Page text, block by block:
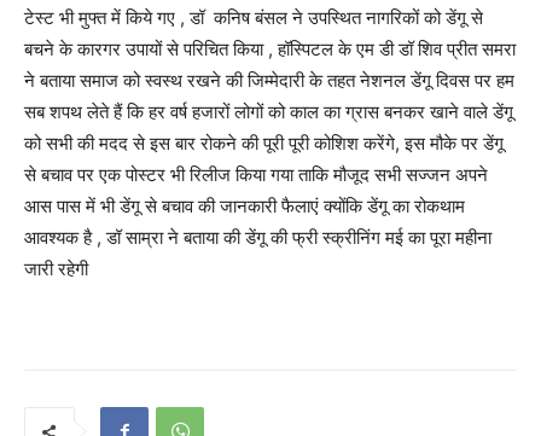
टेस्ट भी मुफ्त में किये गए , डॉ कनिष बंसल ने उपस्थित नागरिकों को डेंगू से
बचने के कारगर उपायों से परिचित किया , हॉस्पिटल के एम डी डॉ शिव प्रीत समरा
ने बताया समाज को स्वस्थ रखने की जिम्मेदारी के तहत नेशनल डेंगू दिवस पर हम
सब शपथ लेते हैं कि हर वर्ष हजारों लोगों को काल का ग्रास बनकर खाने वाले डेंगू
को सभी की मदद से इस बार रोकने की पूरी पूरी कोशिश करेंगे, इस मौके पर डेंगू
से बचाव पर एक पोस्टर भी रिलीज किया गया ताकि मौजूद सभी सज्जन अपने
आस पास में भी डेंगू से बचाव की जानकारी फैलाएं क्योंकि डेंगू का रोकथाम
आवश्यक है , डॉ साम्रा ने बताया की डेंगू की फ्री स्क्रीनिंग मई का पूरा महीना
जारी रहेगी